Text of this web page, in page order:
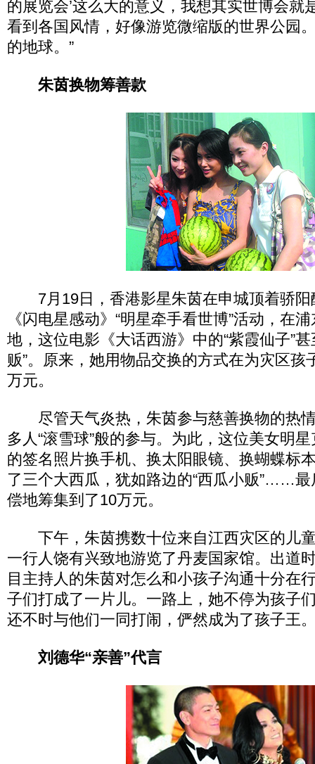
的展览会’这么大的意义，我想其实世博会就
看到各国风情，好像游览微缩版的世界公园
的地球。”
朱茵换物筹善款
7月19日，香港影星朱茵在申城顶着骄阳
《闪电星感动》“明星牵手看世博”活动，在
地，这位电影《大话西游》中的“紫霞仙子”
贩”。原来，她用物品交换的方式在为灾区孩
万元。
尽管天气炎热，朱茵参与慈善换物的热
多人“滚雪球”般的参与。为此，这位美女明
的签名照片换手机、换太阳眼镜、换蝴蝶标
了三个大西瓜，犹如路边的“西瓜小贩”……
偿地筹集到了10万元。
下午，朱茵携数十位来自江西灾区的儿
一行人饶有兴致地游览了丹麦国家馆。出道
目主持人的朱茵对怎么和小孩子沟通十分在
子们打成了一片儿。一路上，她不停为孩子
还不时与他们一同打闹，俨然成为了孩子王
刘德华“亲善”代言